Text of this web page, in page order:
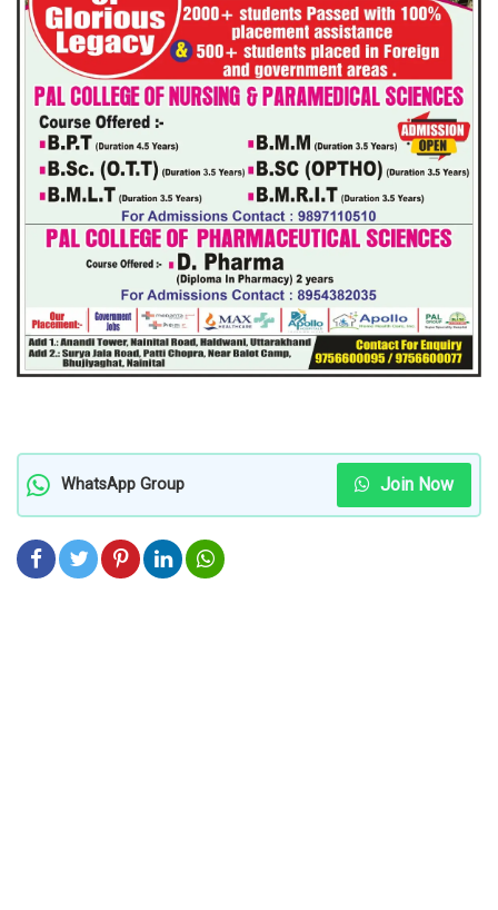
WhatsApp Group Join Now